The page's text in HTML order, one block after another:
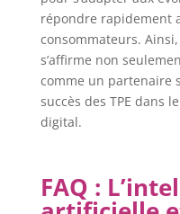
répondre rapidement
consommateurs. Ainsi,
s’affirme non
comme un partenaire
succès des TPE dans
digital.
FAQ :